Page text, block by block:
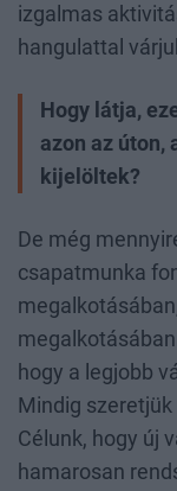
izgalmas
hangulattal
Hogy látja,
azon az úton,
kijelöltek?
De még
csapatmunka
hogy a legjobb
Mindig
Célunk, hogy új
hamarosan